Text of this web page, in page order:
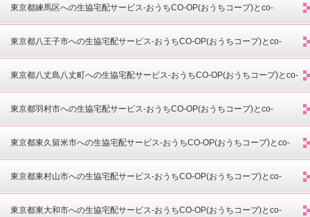
opdeli(コープデリ)-
東京都練馬区への生協宅配サービス-おうちCO-OP(おうちコープ)とco-
opdeli(コープデリ)-
東京都八王子市への生協宅配サービス-おうちCO-OP(おうちコープ)とco-
opdeli(コープデリ)-
東京都八丈島八丈町への生協宅配サービス-おうちCO-OP(おうちコープ)とco-
opdeli(コープデリ)-
東京都羽村市への生協宅配サービス-おうちCO-OP(おうちコープ)とco-
opdeli(コープデリ)-
東京都東久留米市への生協宅配サービス-おうちCO-OP(おうちコープ)とco-
opdeli(コープデリ)-
東京都東村山市への生協宅配サービス-おうちCO-OP(おうちコープ)とco-
opdeli(コープデリ)-
東京都東大和市への生協宅配サービス-おうちCO-OP(おうちコープ)とco-